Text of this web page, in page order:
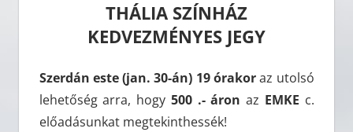
THÁLIA SZÍNHÁZ
KEDVEZMÉNYES JEGY
Szerdán este (jan. 30-án) 19 órakoraz utolsó
lehetőség arra, hogy 500 .- áron az EMKE c.
előadásunkat megtekinthessék!